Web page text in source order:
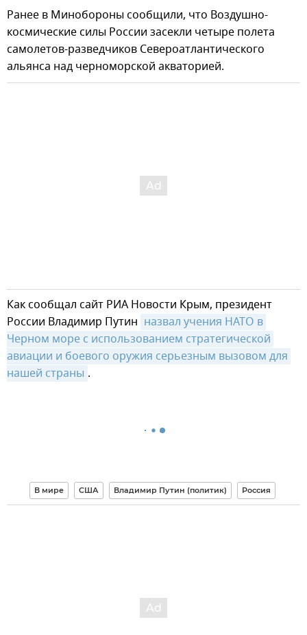
Ранее в Минобороны сообщили, что Воздушно-
космические силы России засекли четыре полета
самолетов-разведчиков Североатлантического
альянса над черноморской акваторией.
Как сообщал сайт РИА Новости Крым, президент
России Владимир Путин назвал учения НАТО в
Черном море с использованием стратегической
авиации и боевого оружия серьезным вызовом для
нашей страны .
В мире США Владимир Путин (политик) Россия